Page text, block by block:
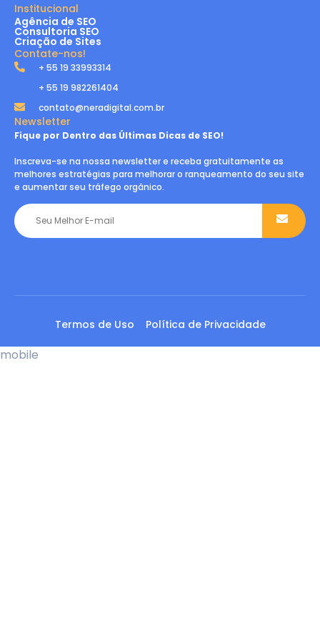
Institucional
Agência de SEO
Consultoria SEO
Criação de Sites
Contate-nos!
+ 55 19 33993314
+ 55 19 982261404
contato@neradigital.com.br
Newsletter
Fique por Dentro das Últimas Dicas de SEO!
Inscreva-se na nossa newsletter e receba gratuitamente as
melhores estratégias para melhorar o ranqueamento do seu site
e aumentar seu tráfego orgânico.
Termos de Uso Política de Privacidade